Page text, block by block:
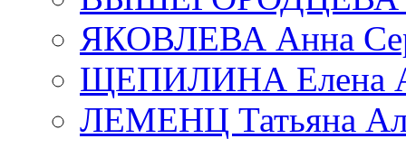
ЯКОВЛЕВА Анна
ЩЕПИЛИНА Елена
ЛЕМЕНЦ Татьяна